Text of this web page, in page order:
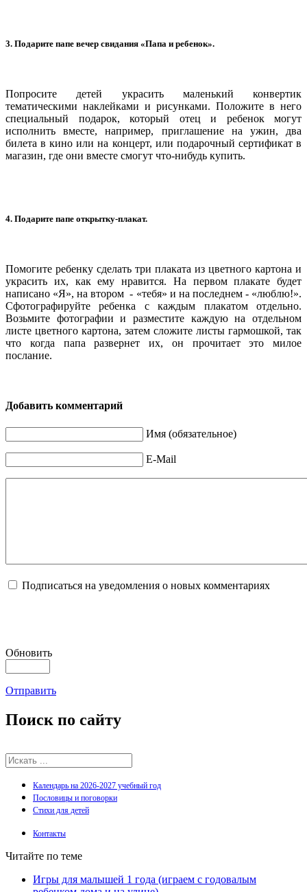
3. Подарите папе вечер свидания «Папа и ребенок».
Попросите детей украсить маленький конвертик
тематическими наклейками и рисунками. Положите в него
специальный подарок, который отец и ребенок могут
исполнить вместе, например, приглашение на ужин, два
билета в кино или на концерт, или подарочный сертификат в
магазин, где они вместе смогут что-нибудь купить.
4. Подарите папе открытку-плакат.
Помогите ребенку сделать три плаката из цветного картона и
украсить их, как ему нравится. На первом плакате будет
написано «Я», на втором - «тебя» и на последнем - «люблю!».
Сфотографируйте ребенка с каждым плакатом отдельно.
Возьмите фотографии и разместите каждую на отдельном
листе цветного картона, затем сложите листы гармошкой, так
что когда папа развернет их, он прочитает это милое
послание.
Добавить комментарий
Имя (обязательное)
E-Mail
Подписаться на уведомления о новых комментариях
Обновить
Отправить
Поиск по сайту
Календарь на 2026-2027 учебный год
Пословицы и поговорки
Стихи для детей
Контакты
Читайте по теме
Игры для малышей 1 года (играем с годовалым